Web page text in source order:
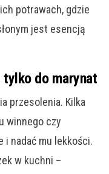
potrawach, gdzie
jest esencją
do marynat
przesolenia. Kilka
winnego czy
i nadać mu lekkości.
w kuchni –